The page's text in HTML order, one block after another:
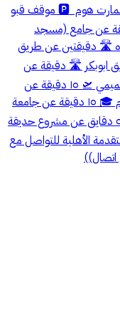
مفروشة ميزات الوحده: ❄️ مكيف مركزي 📱 سمارت هوم ‏ 🅿️ موقف قبو
عن جامع (مسجد
أسواق بنده 🛣️ دقيقتين عن طريق
ابوبكر 🛣️ دقيقة عن
طريق عثمان بن عفان 🛒 دقيقة عن أسواق التميمي 🛫 ١٥ دقيقة عن
مطار الملك خالد 🎓١٧ دقيقة عن جامعة الامام 🎓 ١٥ دقيقة عن جامعة
الاميره نوره 🎪٧ دقايق عن مشروع اكسبو 🏞️ ٥ دقايق عن مشروع حديقة
الأهلية للتواصل مع
اتصال))